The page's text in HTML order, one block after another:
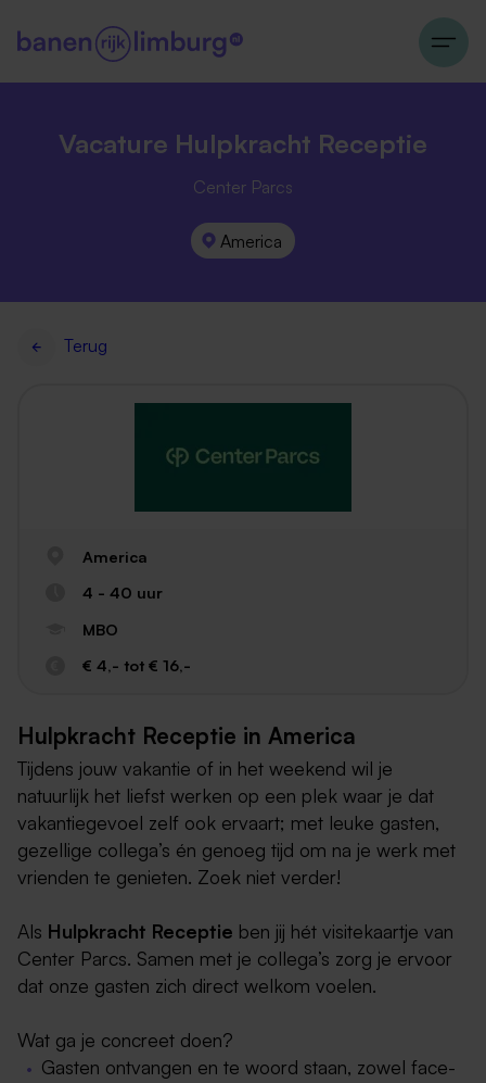
Vacature Hulpkracht Receptie
Center Parcs
America
Terug
America
4 - 40 uur
MBO
€ 4,- tot € 16,-
Hulpkracht Receptie in America
Tijdens jouw vakantie of in het weekend wil je
natuurlijk het liefst werken op een plek waar je dat
vakantiegevoel zelf ook ervaart; met leuke gasten,
gezellige collega’s én genoeg tijd om na je werk met
vrienden te genieten. Zoek niet verder!
Als Hulpkracht Receptie ben jij hét visitekaartje van
Center Parcs. Samen met je collega’s zorg je ervoor
dat onze gasten zich direct welkom voelen.
Wat ga je concreet doen?
Gasten ontvangen en te woord staan, zowel face-